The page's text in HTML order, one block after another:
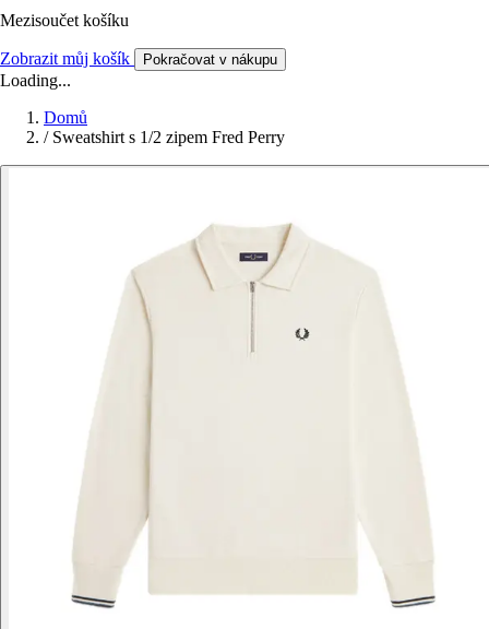
Mezisoučet košíku
Zobrazit můj košík Pokračovat v nákupu
Loading...
Domů
/ Sweatshirt s 1/2 zipem Fred Perry